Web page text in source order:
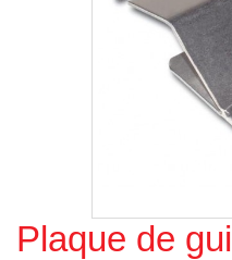
Plaque de